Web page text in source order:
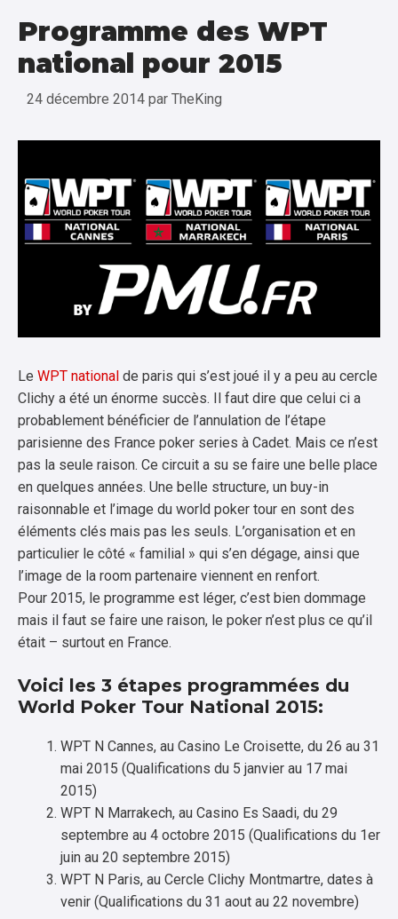
Programme des WPT
national pour 2015
24 décembre 2014 par TheKing
Le WPT national de paris qui s’est joué il y a peu au cercle
Clichy a été un énorme succès. Il faut dire que celui ci a
probablement bénéficier de l’annulation de l’étape
parisienne des France poker series à Cadet. Mais ce n’est
pas la seule raison. Ce circuit a su se faire une belle place
en quelques années. Une belle structure, un buy-in
raisonnable et l’image du world poker tour en sont des
éléments clés mais pas les seuls. L’organisation et en
particulier le côté « familial » qui s’en dégage, ainsi que
l’image de la room partenaire viennent en renfort.
Pour 2015, le programme est léger, c’est bien dommage
mais il faut se faire une raison, le poker n’est plus ce qu’il
était – surtout en France.
Voici les 3 étapes programmées du
World Poker Tour National 2015:
WPT N Cannes, au Casino Le Croisette, du 26 au 31
mai 2015 (Qualifications du 5 janvier au 17 mai
2015)
WPT N Marrakech, au Casino Es Saadi, du 29
septembre au 4 octobre 2015 (Qualifications du 1er
juin au 20 septembre 2015)
WPT N Paris, au Cercle Clichy Montmartre, dates à
venir (Qualifications du 31 aout au 22 novembre)